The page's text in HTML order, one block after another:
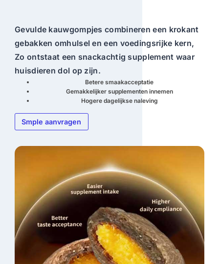
Gevulde kauwgompjes combinereneen krokant
gebakken omhulsel en een voedingsrijke kern,
Zo ontstaat een snackachtig supplement waar
huisdieren dol op zijn.
Betere smaakacceptatie
Gemakkelijker supplementen innemen
Hogere dagelijkse naleving
Smple aanvragen